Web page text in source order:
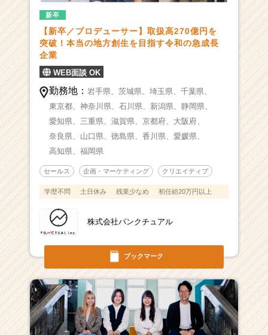
ブックマーク
新卒
【新卒／プロデューサー】取扱高270億円を
突破！本当の地方創生を目指す令和の急成長
企業
WEB面談 OK
勤務地： 岩手県、 茨城県、 埼玉県、 千葉県、
東京都、 神奈川県、 石川県、 新潟県、 静岡県、
愛知県、 三重県、 滋賀県、 京都府、 大阪府、
奈良県、 山口県、 徳島県、 香川県、 愛媛県、
高知県、 福岡県
セールス 企画・マーケティング クリエイティブ
学歴不問 土日休み 残業少なめ 初任給20万円以上
株式会社パンクチュアル